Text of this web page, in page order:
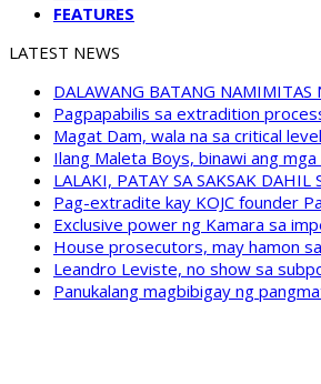
FEATURES
LATEST NEWS
DALAWANG BATANG NAMIMITAS
Pagpapabilis sa extradition
Magat Dam, wala na sa critical level
Ilang Maleta Boys, binawi ang
LALAKI, PATAY SA SAKSAK DAHIL
Pag-extradite kay KOJC founder
Exclusive power ng Kamara sa
House prosecutors, may hamon
Leandro Leviste, no show sa
Panukalang magbibigay ng